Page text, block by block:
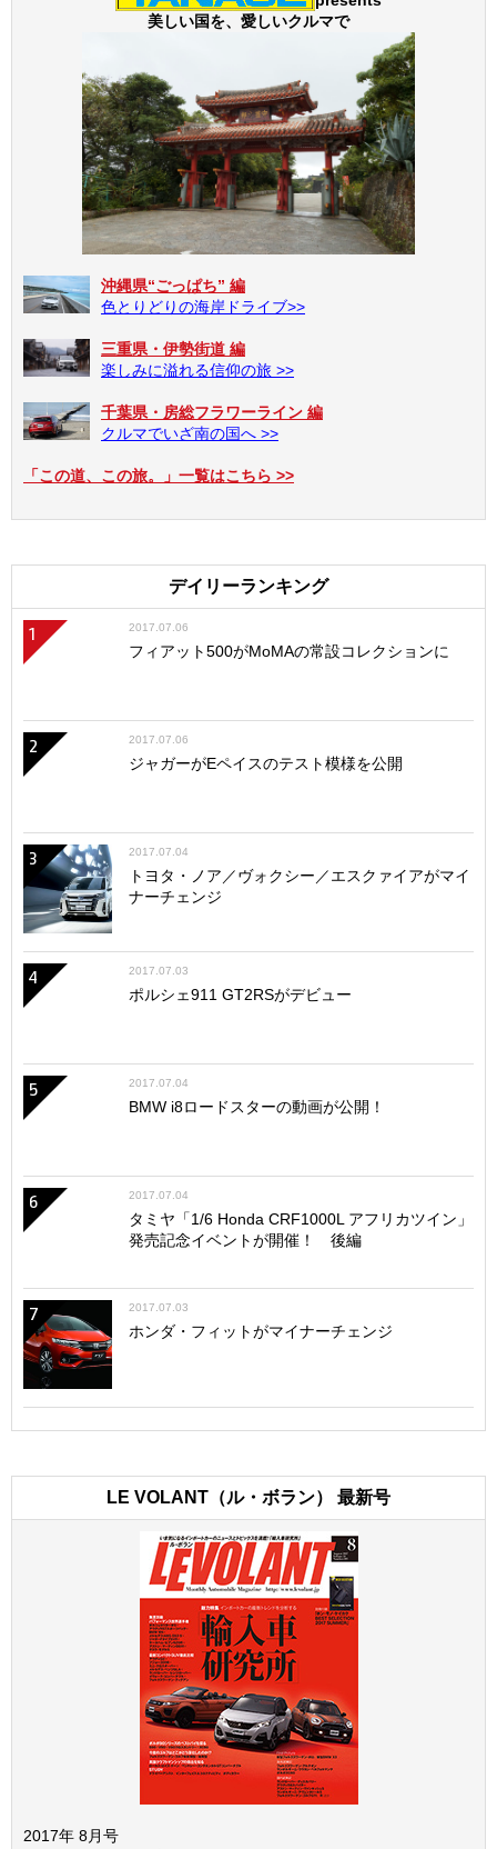
美しい国を、愛しいクルマで
沖縄県“ごっぱち” 編
色とりどりの海岸ドライブ>>
三重県・伊勢街道 編
楽しみに溢れる信仰の旅 >>
千葉県・房総フラワーライン 編
クルマでいざ南の国へ >>
「この道、この旅。」一覧はこちら >>
デイリーランキング
1 2017.07.06
フィアット500がMoMAの常設コレクションに
2 2017.07.06
ジャガーがEペイスのテスト模様を公開
3 2017.07.04
トヨタ・ノア／ヴォクシー／エスクァイアがマイ
ナーチェンジ
4 2017.07.03
ポルシェ911 GT2RSがデビュー
5 2017.07.04
BMW i8ロードスターの動画が公開！
6 2017.07.04
タミヤ「1/6 Honda CRF1000L アフリカツイン」
発売記念イベントが開催！ 後編
7 2017.07.03
ホンダ・フィットがマイナーチェンジ
LE VOLANT（ル・ボラン） 最新号
2017年 8月号